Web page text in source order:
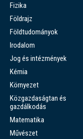
Fizika
Földrajz
Földtudományok
Irodalom
Jog és intézmények
Kémia
Környezet
Közgazdaságtan és
gazdálkodás
Matematika
Művészet